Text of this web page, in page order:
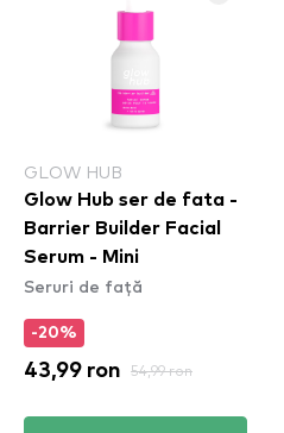
GLOW HUB
Glow Hub ser de fata -
Barrier Builder Facial
Serum - Mini
Seruri de față
-20%
43,99 ron 54,99 ron